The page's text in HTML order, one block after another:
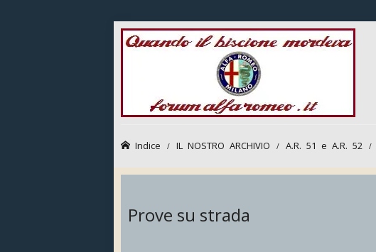
Indice IL NOSTRO ARCHIVIO A.R. 51 e A.R. 52
Prove su strada